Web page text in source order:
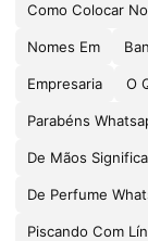
Como Colocar
Nomes Em
Empresaria O
Parabéns
De Mãos
De Perfume
Piscando Com